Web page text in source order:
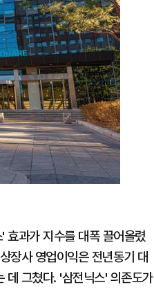
효과가 지수를 대폭 끌어올렸
장사 영업이익은 전년동기 대
그쳤다. '삼전닉스' 의존도가